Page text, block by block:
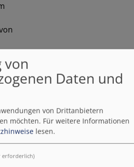
von
Daten und
von Drittanbietern
möchten. Für weitere Informationen
lesen.
erforderlich)